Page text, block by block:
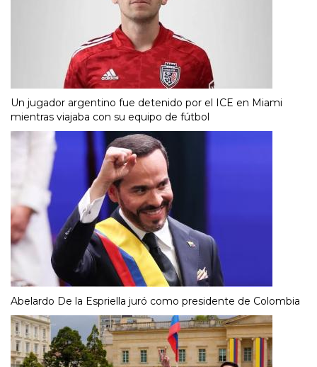
Un jugador argentino fue detenido por el ICE en Miami
mientras viajaba con su equipo de fútbol
Abelardo De la Espriella juró como presidente de Colombia